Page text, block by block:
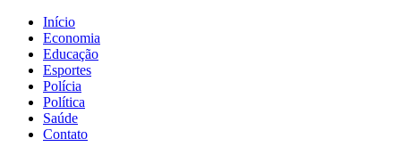
Início
Economia
Educação
Esportes
Polícia
Política
Saúde
Contato